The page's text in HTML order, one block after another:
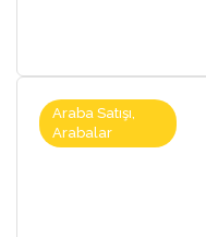
Araba Satışı,
Arabalar